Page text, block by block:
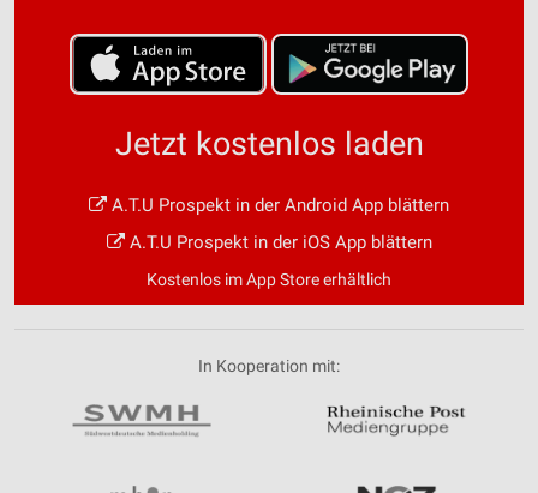
Jetzt kostenlos laden
A.T.U Prospekt in der Android App blättern
A.T.U Prospekt in der iOS App blättern
Kostenlos im App Store erhältlich
In Kooperation mit: